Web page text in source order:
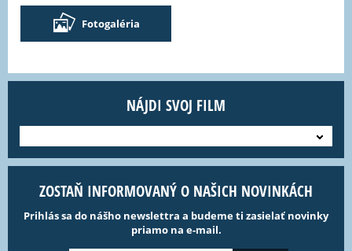
Fotogaléria
NÁJDI SVOJ FILM
ZOSTAŇ INFORMOVANÝ O NAŠICH NOVINKÁCH
Prihlás sa do nášho newslettra a budeme ti zasielať novinky
priamo na e-mail.